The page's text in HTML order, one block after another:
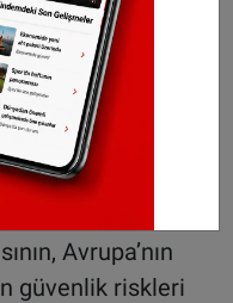
üstlendiğini
ittifakın
stratejik önem
Avrupa’nın
güvenlik riskleri